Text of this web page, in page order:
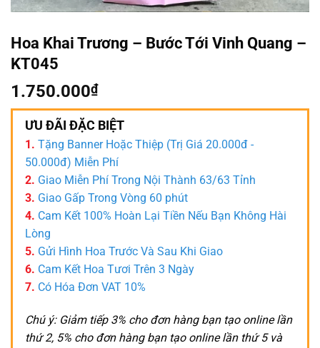
Hoa Khai Trương – Bước Tới Vinh Quang –
KT045
1.750.000₫
ƯU ĐÃI ĐẶC BIỆT
1. Tặng Banner Hoặc Thiệp (Trị Giá 20.000đ -
50.000đ) Miễn Phí
2. Giao Miễn Phí Trong Nội Thành 63/63 Tỉnh
3. Giao Gấp Trong Vòng 60 phút
4. Cam Kết 100% Hoàn Lại Tiền Nếu Bạn Không Hài
Lòng
5. Gửi Hình Hoa Trước Và Sau Khi Giao
6. Cam Kết Hoa Tươi Trên 3 Ngày
7. Có Hóa Đơn VAT 10%
Chú ý: Giảm tiếp 3% cho đơn hàng bạn tạo online lần
thứ 2, 5% cho đơn hàng bạn tạo online lần thứ 5 và